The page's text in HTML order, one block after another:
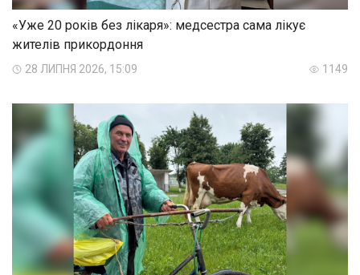
«Уже 20 років без лікаря»: медсестра сама лікує
жителів прикордоння
28 ЛИПНЯ 2026, 15:09 1149